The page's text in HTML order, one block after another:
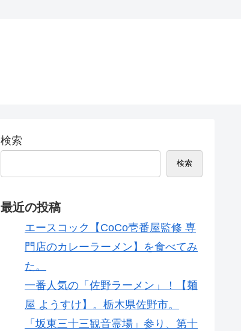
検索
検索
最近の投稿
エースコック【CoCo壱番屋監修 専
門店のカレーラーメン】を食べてみ
た。
一番人気の「佐野ラーメン」！【麺
屋 ようすけ】。栃木県佐野市。
「坂東三十三観音霊場」参り、第十